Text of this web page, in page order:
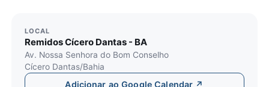
LOCAL
Remidos Cícero Dantas - BA
Av. Nossa Senhora do Bom Conselho
Cícero Dantas/Bahia
Adicionar ao Google Calendar ↗